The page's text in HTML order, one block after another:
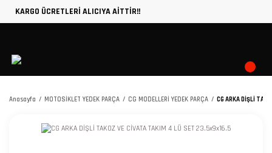
KARGO ÜCRETLERİ ALICIYA AİTTİR!!
Anasayfa MOTOSİKLET YEDEK PARÇA CG MODELLERİ YEDEK PARÇA CG ARKA DİŞLİ